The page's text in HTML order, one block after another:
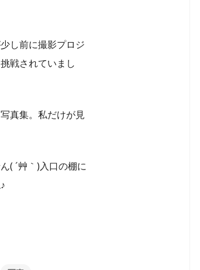
し前に撮影プロジ
戦されていまし
真集。私だけが見
( ´艸｀)入口の棚に